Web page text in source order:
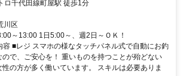
ロ千代田線町屋駅 徒歩1分
川区
～13:00 1日5:00～、週2日～ＯＫ！
容 ■レジ スマホの様なタッチパネル式で自動にお釣
ので、ご安心を！ 重いものを持つことが殆どない
の方が多く働いています。 スキルは必要ありま